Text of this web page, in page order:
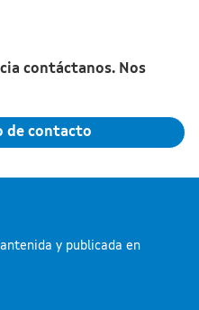
contáctanos. Nos
de contacto
y publicada en